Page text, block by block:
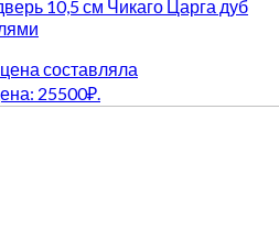
10,5 см Чикаго Царга дуб
составляла
25500₽.